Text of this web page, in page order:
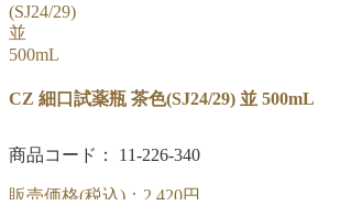
CZ 細口試薬瓶 茶色(SJ24/29) 並 500mL
商品コード： 11-226-340
販売価格(税込)： 2,420円